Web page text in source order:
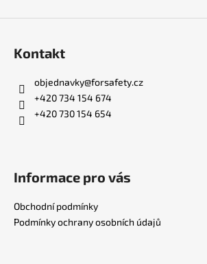
Kontakt
objednavky@forsafety.cz
+420 734 154 674
+420 730 154 654
Informace pro vás
Obchodní podmínky
Podmínky ochrany osobních údajů